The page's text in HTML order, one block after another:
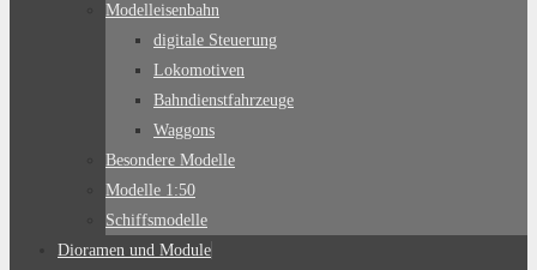
Modelleisenbahn
digitale Steuerung
Lokomotiven
Bahndienstfahrzeuge
Waggons
Besondere Modelle
Modelle 1:50
Schiffsmodelle
Dioramen und Module